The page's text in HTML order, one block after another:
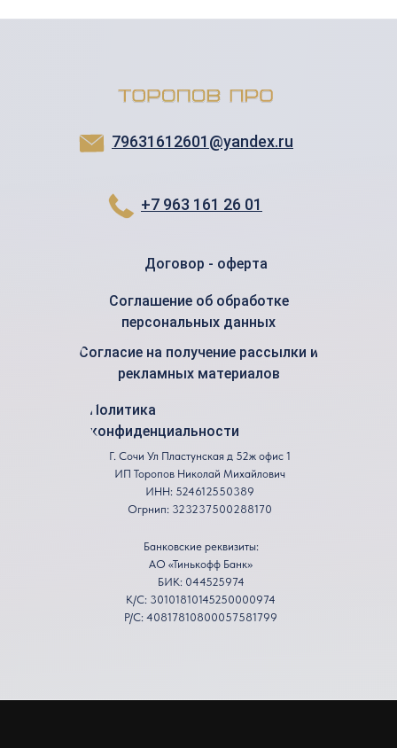
79631612601@yandex.ru
Договор - оферта
Соглашение об обработке
персональных данных
Согласие на получение рассылки и
рекламных материалов
Политика
конфиденциальности
+7 963 161 26 01
Г. Сочи Ул Пластунская д 52ж офис 1
ИП Торопов Николай Михайлович
ИНН: 524612550389
Огрнип: 323237500288170
Банковские реквизиты:
АО «Тинькофф Банк»
БИК: 044525974
К/С: 30101810145250000974
Р/С: 40817810800057581799